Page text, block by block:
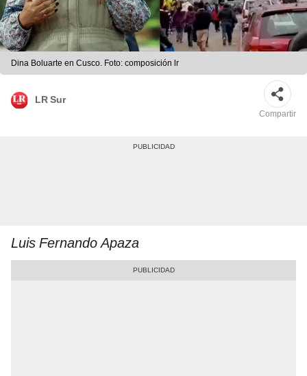
Dina Boluarte en Cusco. Foto: composición lr
LR Sur
Compartir
Luis Fernando Apaza